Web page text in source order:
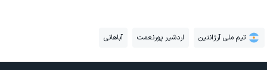
تیم ملی آرژانتین اردشیر پورنعمت آباهاني